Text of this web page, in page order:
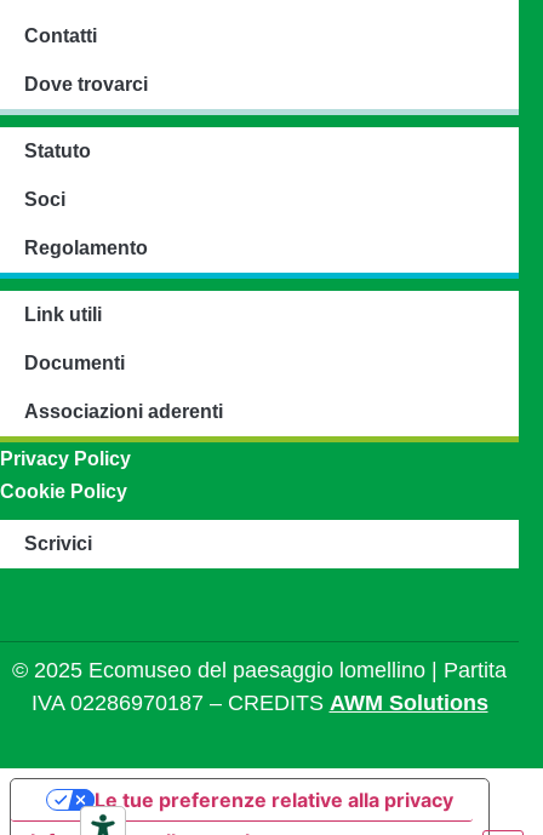
Contatti
Dove trovarci
Statuto
Soci
Regolamento
Link utili
Documenti
Associazioni aderenti
Privacy Policy
Cookie Policy
Scrivici
© 2025 Ecomuseo del paesaggio lomellino | Partita
IVA 02286970187 – CREDITS AWM Solutions
Le tue preferenze relative alla privacy